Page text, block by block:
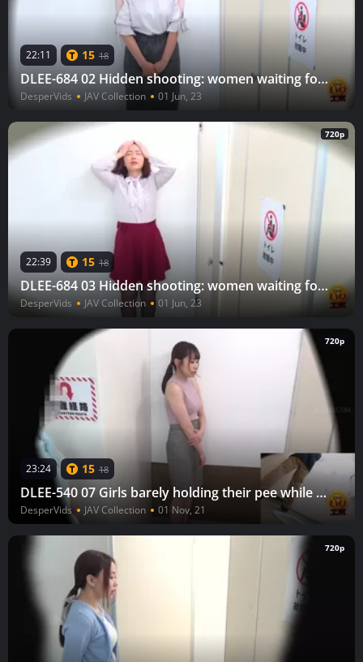
22:11 15 18
DLEE-684 02 Hidden shooting: women waiting for a long time at the toilet door before peeing
DesperVids JAV Collection 01 Jun, 23
720p
22:39 15 18
DLEE-684 03 Hidden shooting: women waiting for a long time at the toilet door before peeing
DesperVids JAV Collection 01 Jun, 23
720p
23:24 15 18
DLEE-540 07 Girls barely holding their pee while waiting by the toilet door. VOL. 3
DesperVids JAV Collection 01 Nov, 21
720p